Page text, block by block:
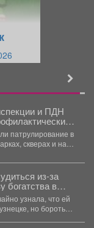
и ПДН
велосипедов
патрулирование в
скверах и на
из-за
богатства в
узнала, что ей
но бороться